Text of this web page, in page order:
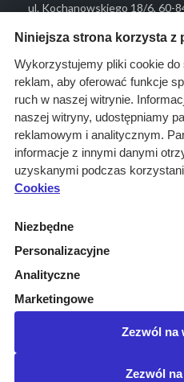
ul. Kochanowskiego 18/6, 60-
Menu
O nas
Rozwiązania
Monitoring
przetargów
Raporty
przetargowe
Kontakt
Kontakt
Infolinia 800 800 707
kontakt@pressinfo.pl
Niniejsza strona korzysta z
Wykorzystujemy pliki cookie
reklam, aby oferować funkcje
ruch w naszej witrynie.
naszej witryny, udostępniamy
reklamowym i analitycznym.
informacje z innymi danymi
uzyskanymi podczas
Cookies
Niezbędne
Personalizacyjne
Analityczne
Marketingowe
Zezwól na
Zezwól